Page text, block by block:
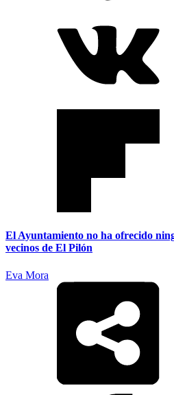
El Ayuntamiento no ha ofrecido
vecinos de El Pilón
Eva Mora